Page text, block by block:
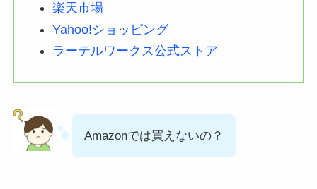
楽天市場
Yahoo!ショッピング
ラーテルワークス公式ストア
Amazonでは買えないの？